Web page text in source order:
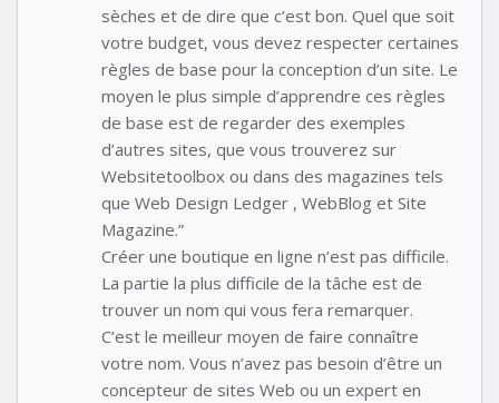
sèches et de dire que c’est bon. Quel que soit
votre budget, vous devez respecter certaines
règles de base pour la conception d’un site. Le
moyen le plus simple d’apprendre ces règles
de base est de regarder des exemples
d’autres sites, que vous trouverez sur
Websitetoolbox ou dans des magazines tels
que Web Design Ledger , WebBlog et Site
Magazine.”
Créer une boutique en ligne n’est pas difficile.
La partie la plus difficile de la tâche est de
trouver un nom qui vous fera remarquer.
C’est le meilleur moyen de faire connaître
votre nom. Vous n’avez pas besoin d’être un
concepteur de sites Web ou un expert en